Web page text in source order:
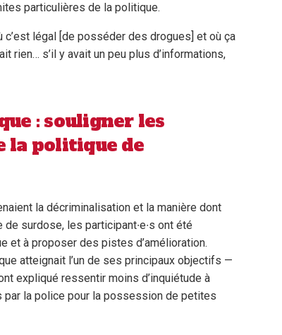
particulières de la politique.
c’est légal [de posséder des drogues] et où ça
rien… s’il y avait un peu plus d’informations,
: souligner les
la politique de
la décriminalisation et la manière dont
surdose, les participant∙e∙s ont été
et à proposer des pistes d’amélioration.
atteignait l’un de ses principaux objectifs —
expliqué ressentir moins d’inquiétude à
par la police pour la possession de petites